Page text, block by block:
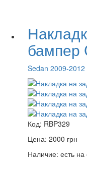
бампер
Sedan 2009-2012
Код: RBP329
Цена: 2000 грн
Наличие: есть на